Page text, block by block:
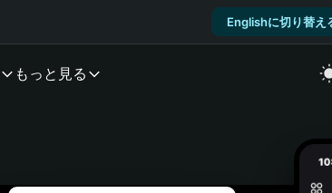
Englishに切り替え
もっと見る